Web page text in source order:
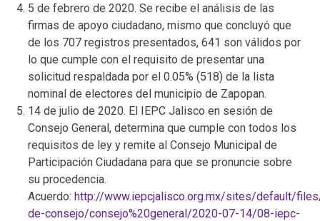
5 de febrero de 2020. Se recibe el análisis de las
firmas de apoyo ciudadano, mismo que concluyó que
de los 707 registros presentados, 641 son válidos por
lo que cumple con el requisito de presentar una
solicitud respaldada por el 0.05% (518) de la lista
nominal de electores del municipio de Zapopan.
14 de julio de 2020. El IEPC Jalisco en sesión de
Consejo General, determina que cumple con todos los
requisitos de ley y remite al Consejo Municipal de
Participación Ciudadana para que se pronuncie sobre
su procedencia.
Acuerdo: http://www.iepcjalisco.org.mx/sites/default/
de-consejo/consejo%20general/2020-07-14/08-iepc-